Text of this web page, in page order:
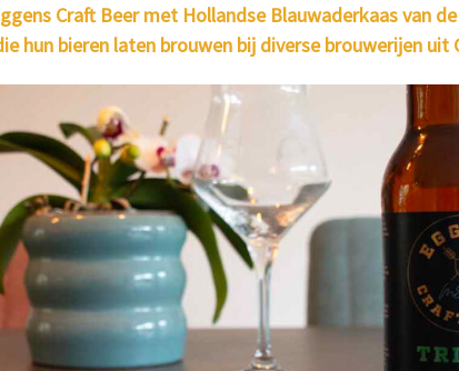
Craft Beer met Hollandse Blauwaderkaas van
hun bieren laten brouwen bij diverse brouwerijen uit